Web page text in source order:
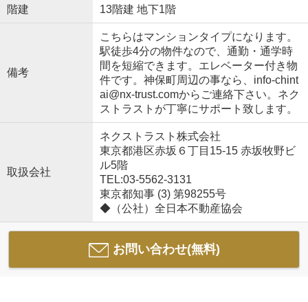
階建 13階建 地下1階
備考
こちらはマンションタイプになります。
駅徒歩4分の物件なので、通勤・通学時
間を短縮できます。エレベーター付き物
件です。神保町周辺の事なら、info-chint
ai@nx-trust.comからご連絡下さい。ネク
ストラストが丁寧にサポート致します。
取扱会社
ネクストラスト株式会社
東京都港区赤坂６丁目15-15 赤坂牧野ビ
ル5階
TEL:03-5562-3131
東京都知事 (3) 第98255号
◆（公社）全日本不動産協会
お問い合わせ(無料)